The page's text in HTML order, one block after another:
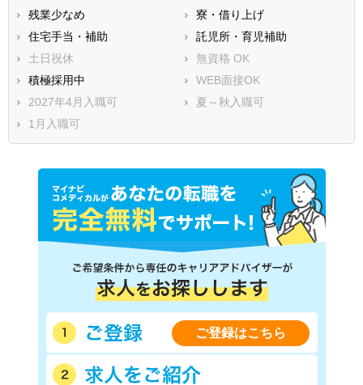
残業少なめ
寮・借り上げ
住宅手当・補助
託児所・育児補助
土日祝休
無資格 OK
積極採用中
WEB面接OK
2027年4月入職可
夏～秋入職可
1月入職可
ご登録はこちら